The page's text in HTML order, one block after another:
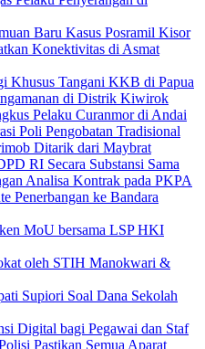
Baru Kasus Posramil Kisor
Konektivitas di Asmat
Khusus Tangani KKB di Papua
di Distrik Kiwirok
Pelaku Curanmor di Andai
Poli Pengobatan Tradisional
Ditarik dari Maybrat
RI Secara Substansi Sama
Analisa Kontrak pada PKPA
Penerbangan ke Bandara
MoU bersama LSP HKI
oleh STIH Manokwari &
Supiori Soal Dana Sekolah
Digital bagi Pegawai dan Staf
Pastikan Semua Aparat